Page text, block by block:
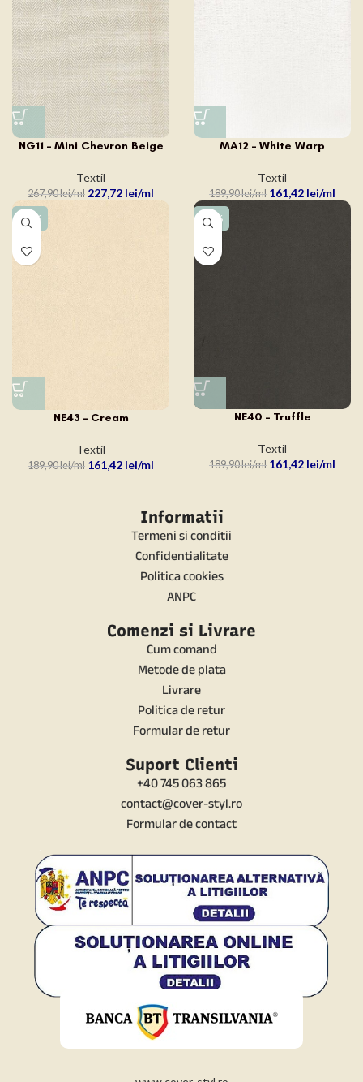
NG11 – Mini Chevron Beige
Textil
267,90lei 227,72 lei
MA12 – White Warp
Textil
189,90lei 161,42 lei
-15%
NE43 – Cream
Textil
189,90lei 161,42 lei
-15%
NE40 – Truffle
Textil
189,90lei 161,42 lei
Informatii
Termeni si conditii
Confidentialitate
Politica cookies
ANPC
Comenzi si Livrare
Cum comand
Metode de plata
Livrare
Politica de retur
Formular de retur
Suport Clienti
+40 745 063 865
contact@cover-styl.ro
Formular de contact